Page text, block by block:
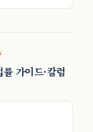
가이드·칼럼